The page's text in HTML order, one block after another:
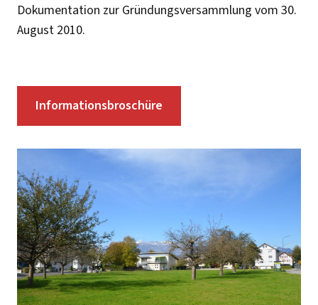
Dokumentation zur Gründungsversammlung vom 30.
August 2010.
Informationsbroschüre